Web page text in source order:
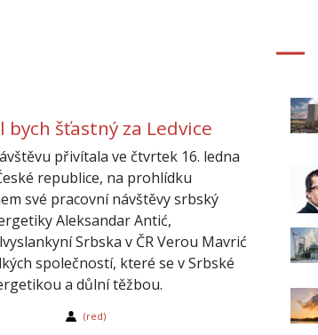
šťastný za Ledvice
přivítala ve čtvrtek 16. ledna
republice, na prohlídku
své pracovní návštěvy srbský
Aleksandar Antić,
Srbska v ČR Verou Mavrić
společností, které se v Srbské
a důlní těžbou.
(red)